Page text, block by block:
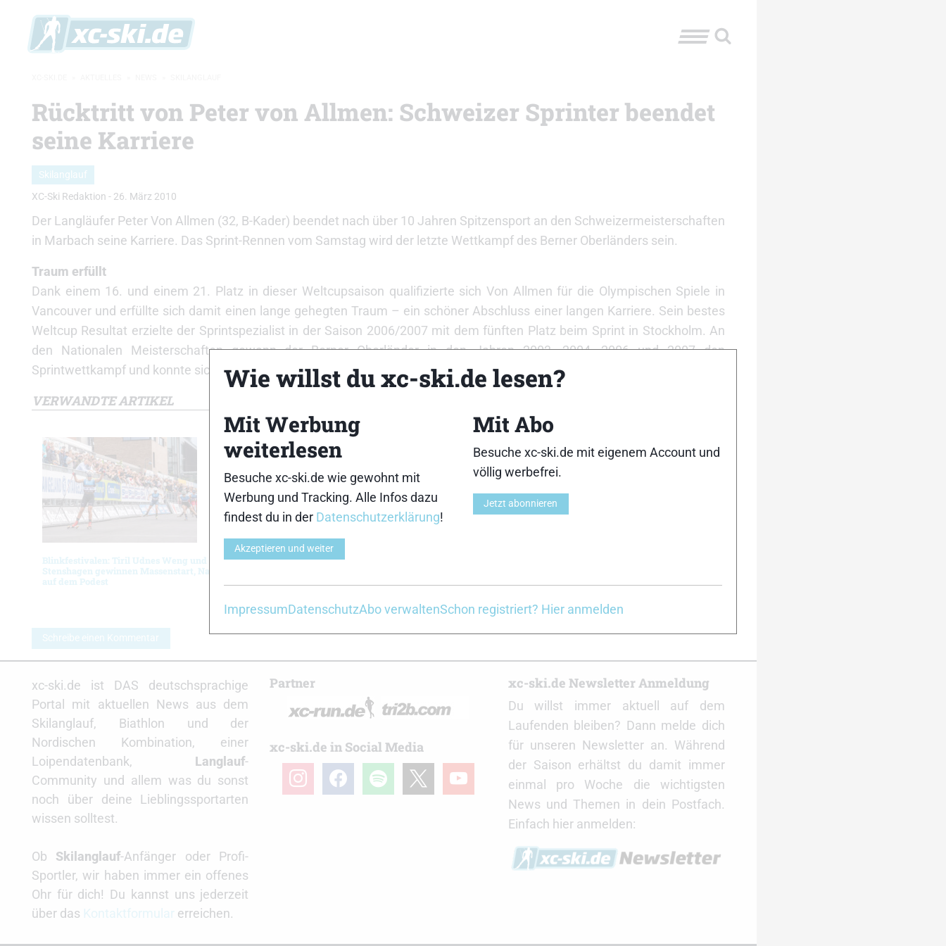
Rücktritt von Peter von Allmen: Schweizer Sprinter beendet
seine Karriere
Skilanglauf
XC-Ski Redaktion - 26. März 2010
Der Langläufer Peter Von Allmen (32, B-Kader) beendet nach über 10 Jahren Spitzensport an den Schweizermeisterschaften
in Marbach seine Karriere. Das Sprint-Rennen vom Samstag wird der letzte Wettkampf des Berner Oberländers sein.
Traum erfüllt
Dank einem 16. und einem 21. Platz in dieser Weltcupsaison qualifizierte sich Von Allmen für die Olympischen Spiele in
Vancouver und erfüllte sich damit einen lange gehegten Traum – ein schöner Abschluss einer langen Karriere. Sein bestes
Weltcup Resultat erzielte der Sprintspezialist in der Saison 2006/2007 mit dem fünften Platz beim Sprint in Stockholm. An
den Nationalen Meisterschaften gewann der Berner Oberländer in den Jahren 2003, 2004, 2006 und 2007 den
Sprintwettkampf und konnte sich somit viermal als Schweizermeister feiern lassen.
VERWANDTE ARTIKEL
Blinkfestivalen: Tiril Udnes Weng und Mattis
Stenshagen gewinnen Massenstart, Nadja Kälin
auf dem Podest
Blinkfestivalen: Slind und Myhlback holen
Schreibe einen Kommentar
xc-ski.de ist DAS deutschsprachige
Portal mit aktuellen News aus dem
Skilanglauf, Biathlon und der
Nordischen Kombination, einer
Loipendatenbank, Langlauf-
Community und allem was du sonst
noch über deine Lieblingssportarten
wissen solltest.
Ob Skilanglauf-Anfänger oder Profi-
Sportler, wir haben immer ein offenes
Ohr für dich! Du kannst uns jederzeit
über das
erreichen.
Partner
xc-ski.de in Social Media
instagramfacebookspotify youtube
xc-ski.de Newsletter Anmeldung
Du willst immer aktuell auf dem
Laufenden bleiben? Dann melde dich
für unseren Newsletter an. Während
der Saison erhältst du damit immer
einmal pro Woche die wichtigsten
News und Themen in dein Postfach.
Einfach hier anmelden:
Wie willst du xc-ski.de lesen?
Mit Werbung
weiterlesen
Besuche xc-ski.de wie gewohnt mit
Werbung und Tracking. Alle Infos dazu
findest du in der Datenschutzerklärung!
Akzeptieren und weiter
Mit Abo
Besuche xc-ski.de mit eigenem Account und
völlig werbefrei.
Jetzt abonnieren
ImpressumDatenschutzAbo verwaltenSchon registriert? Hier anmelden